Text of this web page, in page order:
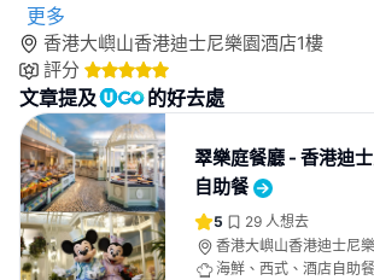
更多
香港大嶼山香港迪士尼樂園酒店1樓
評分
文章提及 的好去處
翠樂庭餐廳 - 香港迪
自助餐
5 29 人想去
香港大嶼山香港迪士尼
海鮮、西式、酒店自助餐